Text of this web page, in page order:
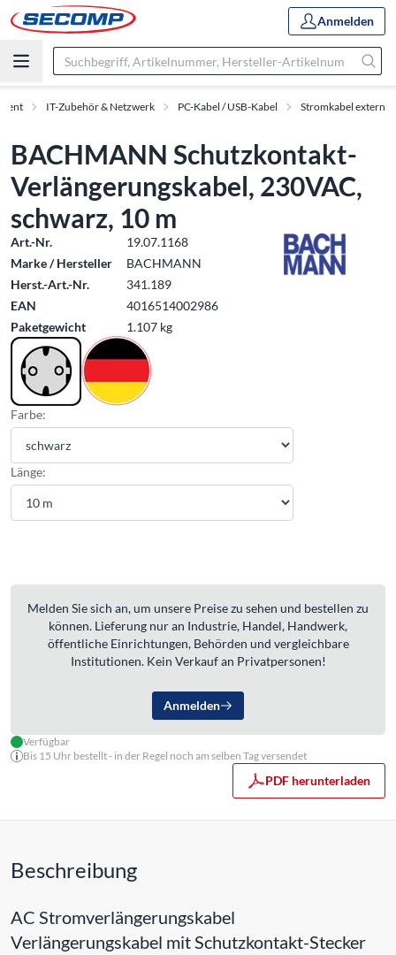
Anmelden
IT-Zubehör & Netzwerk PC-Kabel / USB-Kabel Stromkabel extern
BACHMANN Schutzkontakt-
Verlängerungskabel, 230VAC,
schwarz, 10 m
Art.-Nr.
19.07.1168
Marke / Hersteller
BACHMANN
Herst.-Art.-Nr.
341.189
EAN
4016514002986
Paketgewicht
1.107 kg
Farbe:
Länge:
Melden Sie sich an, um unsere Preise zu sehen und bestellen zu
können. Lieferung nur an Industrie, Handel, Handwerk,
öffentliche Einrichtungen, Behörden und vergleichbare
Institutionen. Kein Verkauf an Privatpersonen!
Anmelden
Verfügbar
Bis 15 Uhr bestellt - in der Regel noch am selben Tag versendet
PDF herunterladen
Beschreibung
AC Stromverlängerungskabel
Verlängerungskabel mit Schutzkontakt-Stecker